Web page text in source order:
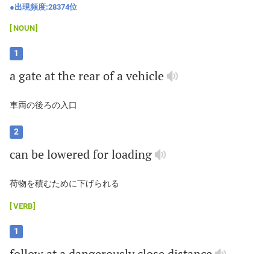
出現頻度:28374位
NOUN
1
a gate atthe rearofavehicle
車両の後ろの入口
2
canbe loweredforloading
荷物を積むために下げられる
VERB
1